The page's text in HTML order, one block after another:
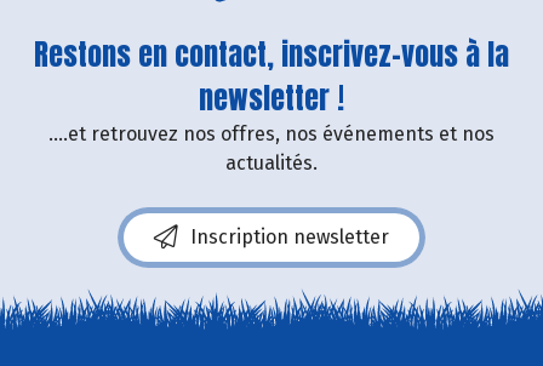
Restons en contact, inscrivez-vous à la
newsletter !
....et retrouvez nos offres, nos événements et nos
actualités.
Inscription newsletter